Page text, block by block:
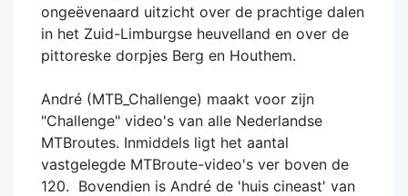
ongeëvenaard uitzicht over de prachtige dalen
in het Zuid-Limburgse heuvelland en over de
pittoreske dorpjes Berg en Houthem.
André (MTB_Challenge) maakt voor zijn
"Challenge" video's van alle Nederlandse
MTBroutes. Inmiddels ligt het aantal
vastgelegde MTBroute-video's ver boven de
120. Bovendien is André de 'huis cineast' van